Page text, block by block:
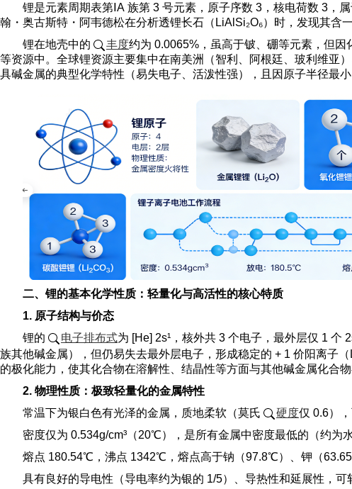
锂是元素周期表第ⅠA 族第 3 号元素，原子序数 3，核电荷数 3，
翰・奥古斯特・阿韦德松在分析透锂长石（LiAlSi₂O₆）时，发现其含
锂在地壳中的
丰度约为 0.0065%，虽高于铍、硼等元素，但
等资源中。全球锂资源主要集中在南美洲（智利、阿根廷、玻利维亚
具碱金属的典型化学特性（易失电子、活泼性强），且因原子半径最
二、锂的基本化学性质：轻量化与高活性的核心特质
1. 原子结构与价态
锂的
电子排布式为 [He] 2s¹，核外共 3 个电子，最外层仅 1
族其他碱金属），但仍易失去最外层电子，形成稳定的 + 1 价阳离子
的极化能力，使其化合物在溶解性、结晶性等方面与其他碱金属化合物
2. 物理性质：极致轻量化的金属特性
常温下为银白色有光泽的金属，质地柔软（莫氏
硬度仅 0.6）
密度仅为 0.534g/cm³（20℃），是所有金属中密度最低的（约为
熔点 180.54℃，沸点 1342℃，熔点高于钠（97.8℃）、钾（
具有良好的导电性（导电率约为银的 1/5）、导热性和延展性，